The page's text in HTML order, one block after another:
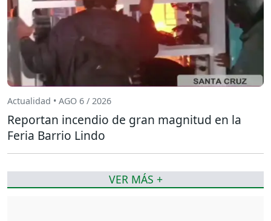
Actualidad • AGO 6 / 2026
Reportan incendio de gran magnitud en la
Feria Barrio Lindo
VER MÁS +